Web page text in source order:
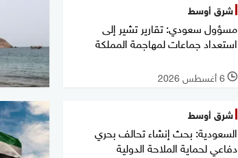
شرق أوسط
مسؤول سعودي: تقارير تشير إلى
استعداد جماعات لمهاجمة المملكة
l 6 أغسطس 2026
شرق أوسط
السعودية: بحث إنشاء تحالف بحري
دفاعي لحماية الملاحة الدولية